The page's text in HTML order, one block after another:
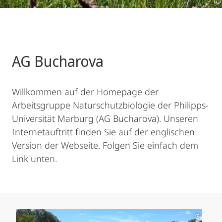
AG Bucharova
Willkommen auf der Homepage der
Arbeitsgruppe Naturschutzbiologie der Philipps-
Universität Marburg (AG Bucharova). Unseren
Internetauftritt finden Sie auf der englischen
Version der Webseite. Folgen Sie einfach dem
Link unten.